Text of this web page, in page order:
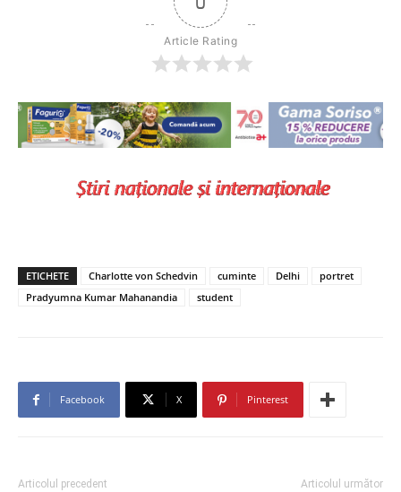
Article Rating
ETICHETE Charlotte von Schedvin cuminte Delhi
portret
Pradyumna Kumar Mahanandia
student
Facebook X Pinterest
Articolul precedent Articolul următor